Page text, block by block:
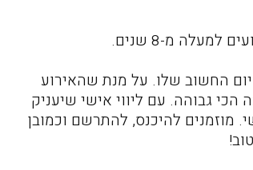
מ-8 שנים.
החשוב שלו. על מנת שהאירוע
גבוהה. עם ליווי אישי שיעניק
מוזמנים להיכנס, להתרשם וכמובן